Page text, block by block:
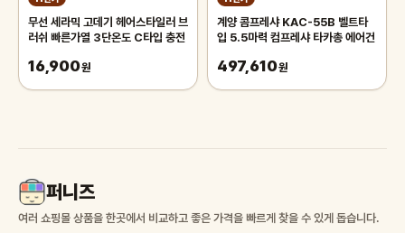
무선 세라믹 고데기 헤어스타일러 브
러쉬 빠른가열 3단온도 C타입 충전
16,900원
계양 콤프레샤 KAC-55B 벨트타
입 5.5마력 컴프레샤 타카총 에어건
497,610원
퍼니즈
여러 쇼핑몰 상품을 한곳에서 비교하고 좋은 가격을 빠르게 찾을 수 있게 돕습니다.